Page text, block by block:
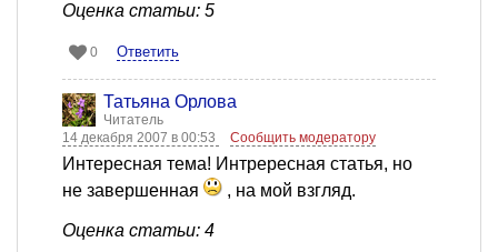
Оценка статьи: 5
0 Ответить
Татьяна Орлова
Читатель
14 декабря 2007 в 00:53
Сообщить модератору
Интересная тема! Интрересная статья, но
не завершенная
, на мой взгляд.
Оценка статьи: 4